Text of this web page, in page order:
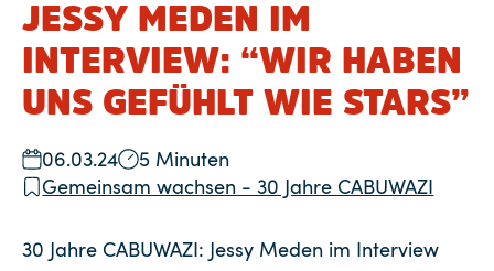
JESSY MEDEN IM
INTERVIEW: “WIR HABEN
UNS GEFÜHLT WIE STARS”
06.03.24
5 Minuten
Gemeinsam wachsen - 30 Jahre CABUWAZI
30 Jahre CABUWAZI: Jessy Meden im Interview